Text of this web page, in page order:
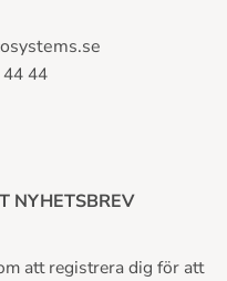
44
NYHETSBREV
att registrera dig för att